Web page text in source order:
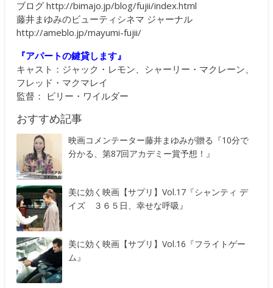
ブログhttp://bimajo.jp/blog/fujii/index.html
藤井まゆみのビューティシネマ ジャーナル
http://ameblo.jp/mayumi-fujii/
『アパートの鍵貸します』
キャスト：ジャック・レモン、シャーリー・マクレーン、
フレッド・マクマレイ
監督： ビリー・ワイルダー
おすすめ記事
映画コメンテーター藤井まゆみが贈る『10分で
分かる、第87回アカデミー賞予想！』
美に効く映画【サプリ】Vol.17『シャンティ デ
イズ ３６５日、幸せな呼吸』
美に効く映画【サプリ】Vol.16『フライトゲー
ム』